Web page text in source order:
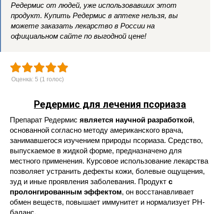
Редермис от людей, уже использовавших этот
продукт. Купить Редермис в аптеке нельзя, вы
можете заказать лекарство в России на
официальном сайте по выгодной цене!
Оценка: 5 (1 голос)
Редермис для лечения псориаза
Препарат Редермис является научной разработкой,
основанной согласно методу американского врача,
занимавшегося изучением природы псориаза. Средство,
выпускаемое в жидкой форме, предназначено для
местного применения. Курсовое использование лекарства
позволяет устранить дефекты кожи, болевые ощущения,
зуд и иные проявления заболевания. Продукт с
пролонгированным эффектом, он восстанавливает
обмен веществ, повышает иммунитет и нормализует PH-
баланс.